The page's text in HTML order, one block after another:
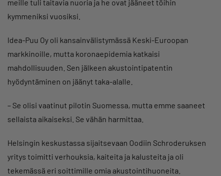
meille tuli taitavia nuoria ja he ovat jääneet töihin
kymmeniksi vuosiksi.
Idea-Puu Oy oli kansainvälistymässä Keski-Euroopan
markkinoille, mutta koronaepidemia katkaisi
mahdollisuuden. Sen jälkeen akustointipatentin
hyödyntäminen on jäänyt taka-alalle.
– Se olisi vaatinut pilotin Suomessa, mutta emme saaneet
sellaista aikaiseksi. Se vähän harmittaa.
Helsingin keskustassa sijaitsevaan Oodiin Schroderuksen
yritys toimitti verhouksia, kaiteita ja kalusteita ja oli
tekemässä eri soittimille omia akustointihuoneita.